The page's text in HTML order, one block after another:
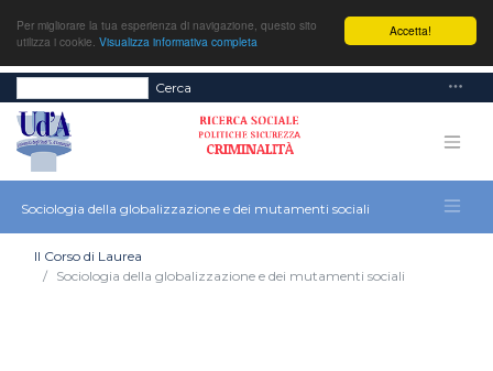
Accetta!
Per migliorare la tua esperienza di navigazione, questo sito
utilizza i cookie. Visualizza informativa completa
Cerca
Sociologia della globalizzazione e dei mutamenti sociali
Il Corso di Laurea
Sociologia della globalizzazione e dei mutamenti sociali